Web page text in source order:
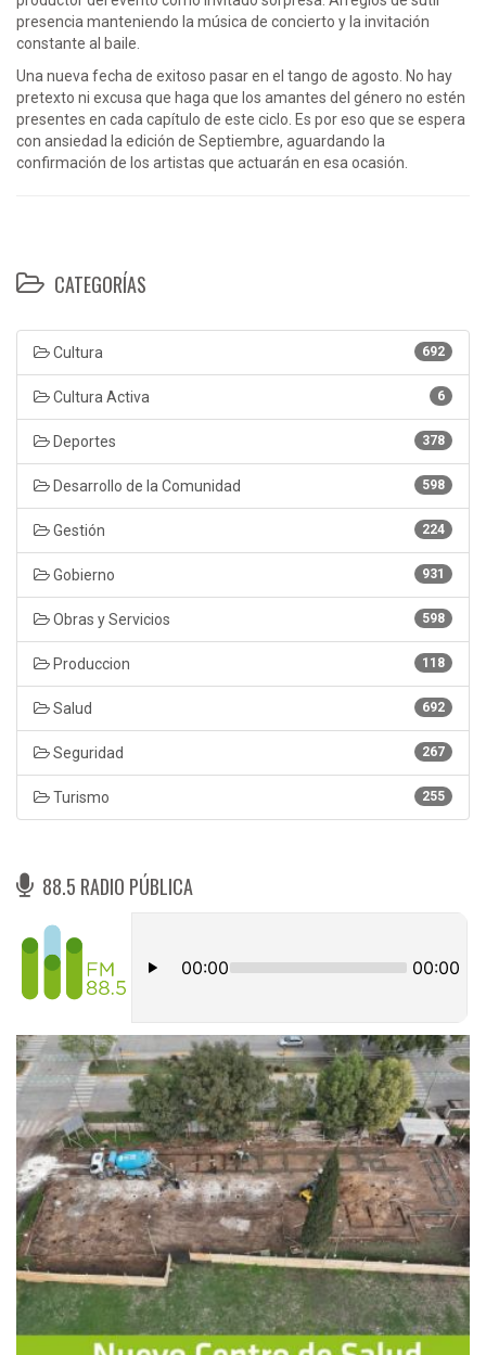
presencia manteniendo la música de concierto y la invitación
constante al baile.
Una nueva fecha de exitoso pasar en el tango de agosto. No hay
pretexto ni excusa que haga que los amantes del género no estén
presentes en cada capítulo de este ciclo. Es por eso que se espera
con ansiedad la edición de Septiembre, aguardando la
confirmación de los artistas que actuarán en esa ocasión.
CATEGORÍAS
692
Cultura
6
Cultura Activa
378
Deportes
598
Desarrollo de la Comunidad
224
Gestión
931
Gobierno
598
Obras y Servicios
118
Produccion
692
Salud
267
Seguridad
255
Turismo
88.5 RADIO PÚBLICA